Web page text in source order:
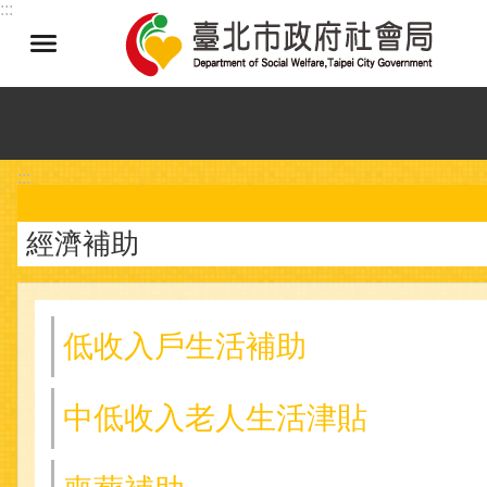
跳到主要內容區塊
:::
:::
經濟補助
低收入戶生活補助
中低收入老人生活津貼